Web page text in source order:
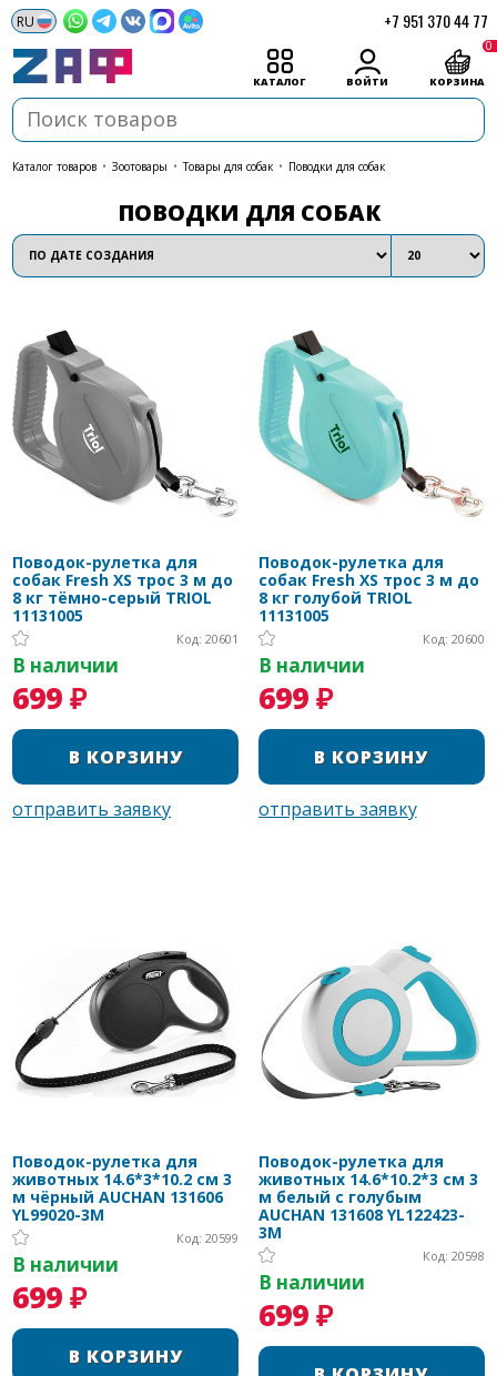
+7 951 370 44 77
КАТАЛОГ ВОЙТИ КОРЗИНА
0
каталог товаров • Зоотовары • Товары для собак • Поводки для собак
ПОВОДКИ ДЛЯ СОБАК
Поводок-рулетка для
собак Fresh XS трос 3 м до
8 кг тёмно-серый TRIOL
11131005
Код: 20601
В наличии
699 ₽
Поводок-рулетка для
собак Fresh XS трос 3 м до
8 кг голубой TRIOL
11131005
Код: 20600
В наличии
699 ₽
Поводок-рулетка для
животных 14.6*3*10.2 см 3
м чёрный AUCHAN 131606
YL99020-3M
Код: 20599
В наличии
699 ₽
Поводок-рулетка для
животных 14.6*10.2*3 см 3
м белый с голубым
AUCHAN 131608 YL122423-
3M
Код: 20598
В наличии
699 ₽